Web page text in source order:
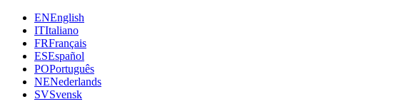
ENEnglish
ITItaliano
FRFrançais
ESEspañol
POPortuguês
NENederlands
SVSvensk